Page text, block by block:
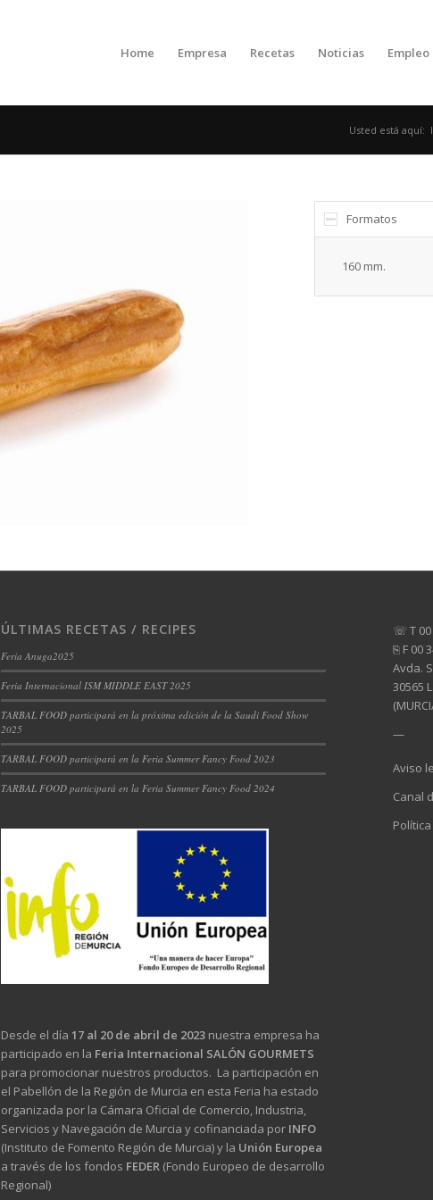
Home Empresa Recetas Noticias Empleo
Usted está aquí:
Formatos
160 mm.
ÚLTIMAS RECETAS / RECIPES
Feria Anuga2025
Feria Internacional ISM MIDDLE EAST 2025
TARBAL FOOD participará en la próxima edición de la Saudi Food Show
2025
TARBAL FOOD participará en la Feria Summer Fancy Food 2023
TARBAL FOOD participará en la Feria Summer Fancy Food 2024
Desde el día 17 al 20 de abril de 2023nuestra empresa ha
participado en la Feria Internacional SALÓN GOURMETS
para promocionar nuestros productos. La participación en
el Pabellón de la Región de Murcia en esta Feria ha estado
organizada por la Cámara Oficial de Comercio, Industria,
Servicios y Navegación de Murcia y cofinanciada por INFO
(Instituto de Fomento Región de Murcia) y la Unión Europea
a través de los fondos FEDER(Fondo Europeo de desarrollo
Regional)
☏ T 00
⎘ F 00
Avda.
30565
—
Aviso
Canal